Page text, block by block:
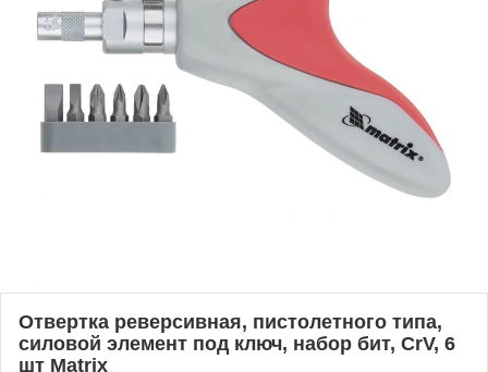
Отвертка реверсивная, пистолетного типа,
силовой элемент под ключ, набор бит, CrV, 6
шт Matrix